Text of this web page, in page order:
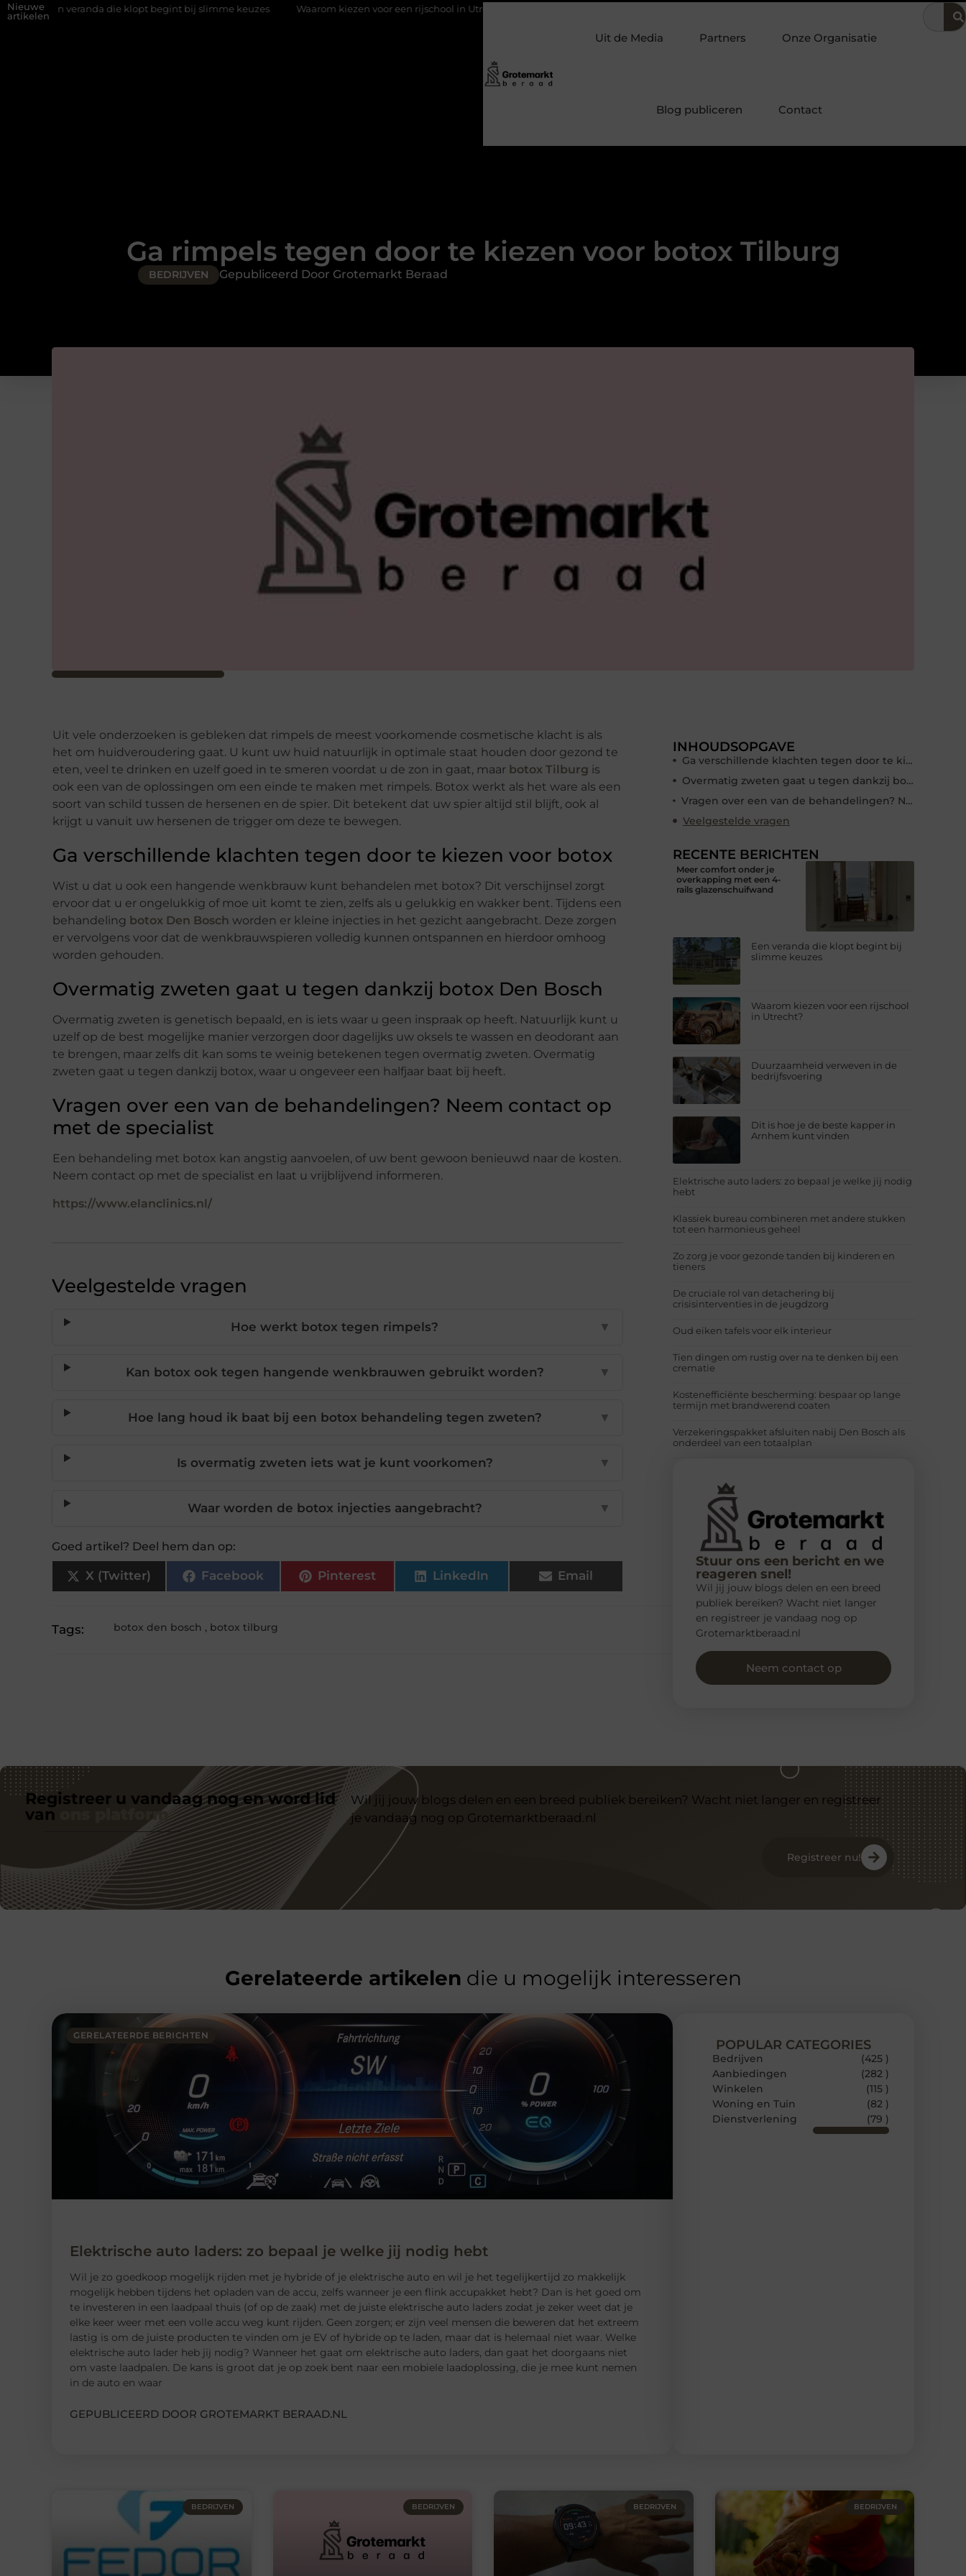
Nieuwe
artikelen
die klopt begint bij slimme keuzes Waarom kiezen voor een rijschool in Utrecht? Duurzaamheid verweven in de bedrijfsvoering
Uit de Media Partners Onze Organisatie
Blog publiceren Contact
Ga rimpels tegen door te kiezen voor botox Tilburg
BEDRIJVEN Gepubliceerd Door Grotemarkt Beraad
Uit vele onderzoeken is gebleken dat rimpels de meest voorkomende cosmetische klacht is als
het om huidveroudering gaat. U kunt uw huid natuurlijk in optimale staat houden door gezond te
eten, veel te drinken en uzelf goed in te smeren voordat u de zon in gaat, maar botox Tilburg is
ook een van de oplossingen om een einde te maken met rimpels. Botox werkt als het ware als een
soort van schild tussen de hersenen en de spier. Dit betekent dat uw spier altijd stil blijft, ook al
krijgt u vanuit uw hersenen de trigger om deze te bewegen.
Ga verschillende klachten tegen door te kiezen voor botox
Wist u dat u ook een hangende wenkbrauw kunt behandelen met botox? Dit verschijnsel zorgt
ervoor dat u er ongelukkig of moe uit komt te zien, zelfs als u gelukkig en wakker bent. Tijdens een
behandeling botox Den Bosch worden er kleine injecties in het gezicht aangebracht. Deze zorgen
er vervolgens voor dat de wenkbrauwspieren volledig kunnen ontspannen en hierdoor omhoog
worden gehouden.
Overmatig zweten gaat u tegen dankzij botox Den Bosch
Overmatig zweten is genetisch bepaald, en is iets waar u geen inspraak op heeft. Natuurlijk kunt u
uzelf op de best mogelijke manier verzorgen door dagelijks uw oksels te wassen en deodorant aan
te brengen, maar zelfs dit kan soms te weinig betekenen tegen overmatig zweten. Overmatig
zweten gaat u tegen dankzij botox, waar u ongeveer een halfjaar baat bij heeft.
Vragen over een van de behandelingen? Neem contact op
met de specialist
Een behandeling met botox kan angstig aanvoelen, of uw bent gewoon benieuwd naar de kosten.
Neem contact op met de specialist en laat u vrijblijvend informeren.
https://www.elanclinics.nl/
Veelgestelde vragen
Hoe werkt botox tegen rimpels? ▼
Kan botox ook tegen hangende wenkbrauwen gebruikt worden? ▼
Hoe lang houd ik baat bij een botox behandeling tegen zweten? ▼
Is overmatig zweten iets wat je kunt voorkomen? ▼
Waar worden de botox injecties aangebracht? ▼
Goed artikel? Deel hem dan op:
X (Twitter) Facebook Pinterest LinkedIn Email
Tags: botox den bosch , botox tilburg
INHOUDSOPGAVE
Ga verschillende klachten tegen door te kiezen voor botox
Overmatig zweten gaat u tegen dankzij botox Den Bosch
Vragen over een van de behandelingen? Neem contact op met de specialist
Veelgestelde vragen
RECENTE BERICHTEN
Meer comfort onder je
overkapping met een 4-
rails glazenschuifwand
Een veranda die klopt begint bij
slimme keuzes
Waarom kiezen voor een rijschool
in Utrecht?
Duurzaamheid verweven in de
bedrijfsvoering
Dit is hoe je de beste kapper in
Arnhem kunt vinden
Elektrische auto laders: zo bepaal je welke jij nodig
hebt
Klassiek bureau combineren met andere stukken
tot een harmonieus geheel
Zo zorg je voor gezonde tanden bij kinderen en
tieners
De cruciale rol van detachering bij
crisisinterventies in de jeugdzorg
Oud eiken tafels voor elk interieur
Tien dingen om rustig over na te denken bij een
crematie
Kostenefficiënte bescherming: bespaar op lange
termijn met brandwerend coaten
Verzekeringspakket afsluiten nabij Den Bosch als
onderdeel van een totaalplan
Stuur ons een bericht en we
reageren snel!
Wil jij jouw blogs delen en een breed
publiek bereiken? Wacht niet langer
en registreer je vandaag nog op
Grotemarktberaad.nl
Neem contact op
Registreer u vandaag nog en word lid
van
ons platform
Wil jij jouw blogs delen en een breed publiek bereiken? Wacht niet langer en registreer
je vandaag nog op Grotemarktberaad.nl
Registreer nu!
Gerelateerde artikelen die u mogelijk interesseren
GERELATEERDE BERICHTEN
Elektrische auto laders: zo bepaal je welke jij nodig hebt
Wil je zo goedkoop mogelijk rijden met je hybride of je elektrische auto en wil je het tegelijkertijd zo makkelijk
mogelijk hebben tijdens het opladen van de accu, zelfs wanneer je een flink accupakket hebt? Dan is het goed om
te investeren in een laadpaal thuis (of op de zaak) met de juiste elektrische auto laders zodat je zeker weet dat je
elke keer weer met een volle accu weg kunt rijden. Geen zorgen; er zijn veel mensen die beweren dat het extreem
lastig is om de juiste producten te vinden om je EV of hybride op te laden, maar dat is helemaal niet waar. Welke
elektrische auto lader heb jij nodig? Wanneer het gaat om elektrische auto laders, dan gaat het doorgaans niet
om vaste laadpalen. De kans is groot dat je op zoek bent naar een mobiele laadoplossing, die je mee kunt nemen
in de auto en waar
GEPUBLICEERD DOOR GROTEMARKT BERAAD.NL
POPULAR CATEGORIES
Bedrijven
(425 )
Aanbiedingen
(282 )
Winkelen
(115 )
Woning en Tuin
(82 )
Dienstverlening
(79 )
BEDRIJVEN BEDRIJVEN BEDRIJVEN BEDRIJVEN